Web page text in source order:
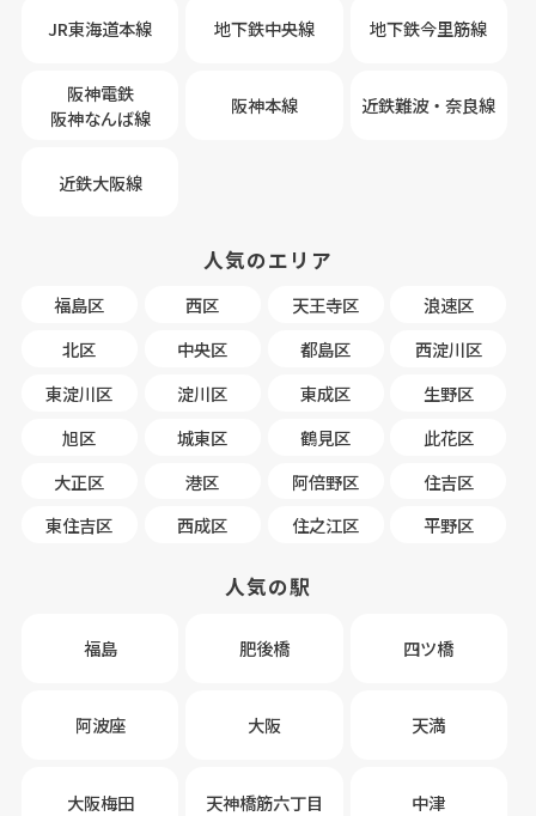
★サウスパラジェ★
・南向きで日当たり抜群♪
・大国町駅徒歩圏内好立地！
・スーパーコンビニ徒歩圏内
AFLOなんば店 06-6575-9601
2026.07.29
JR東海道本線 地下鉄中央線 地下鉄今里筋線
阪神電鉄
阪神なんば線
阪神本線 近鉄難波・奈良線
近鉄大阪線
人気のエリア
福島区 西区 天王寺区
浪速区
北区
中央区 都島区
西淀川区
東淀川区
淀川区 東成区
生野区
旭区
城東区 鶴見区
此花区
大正区
港区 阿倍野区
住吉区
東住吉区
西成区 住之江区 平野区
人気の駅
福島 肥後橋 四ツ橋
阿波座 大阪 天満
大阪梅田 天神橋筋六丁目 中津